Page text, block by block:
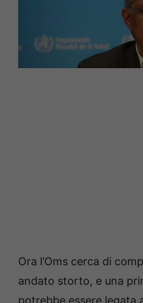
Ora l’Oms cerca di
andato storto, e una